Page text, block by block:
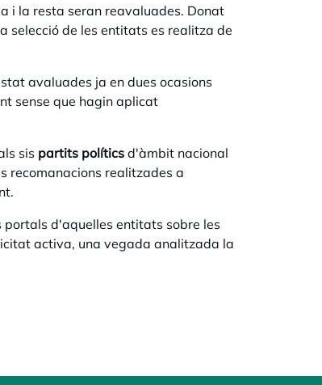
i la resta seran reavaluades. Donat
selecció de les entitats es realitza de
avaluades ja en dues ocasions
sense que hagin aplicat
sis partits polítics d'àmbit nacional
recomanacions realitzades a
d'aquelles entitats sobre les
activa, una vegada analitzada la